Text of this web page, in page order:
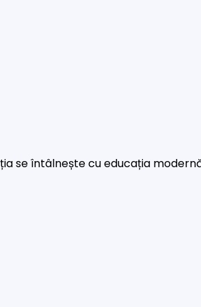
se întâlnește cu educația